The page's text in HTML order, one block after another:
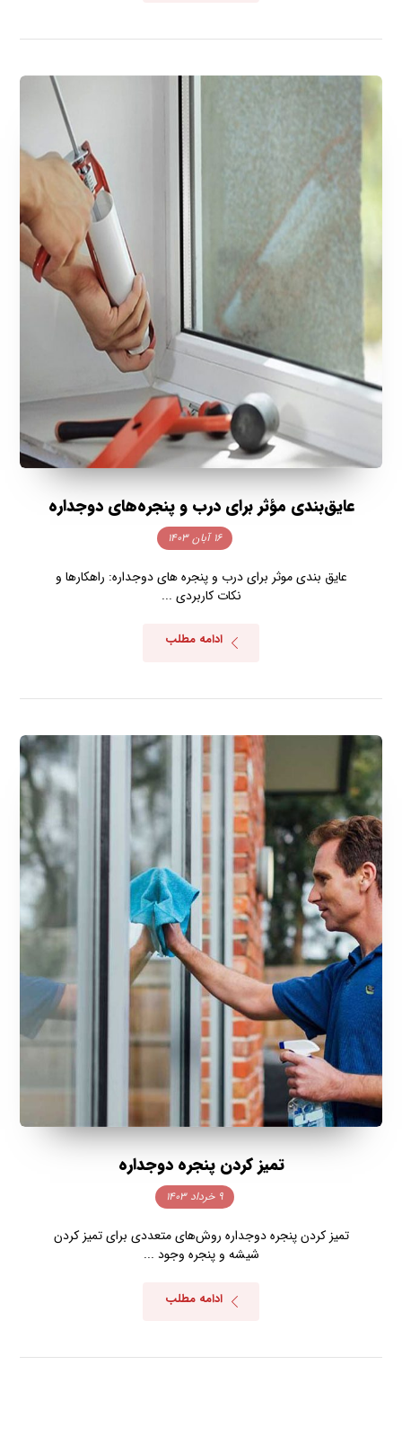
عایق‌بندی مؤثر برای درب و پنجره‌های دوجداره
۱۶ آبان ۱۴۰۳
عایق بندی موثر برای درب و پنجره های دوجداره: راهکارها و
نکات کاربردی ...
ادامه مطلب
تمیز کردن پنجره دوجداره
۹ خرداد ۱۴۰۳
تمیز کردن پنجره دوجداره روش‌های متعددی برای تمیز کردن
شیشه و پنجره وجود ...
ادامه مطلب